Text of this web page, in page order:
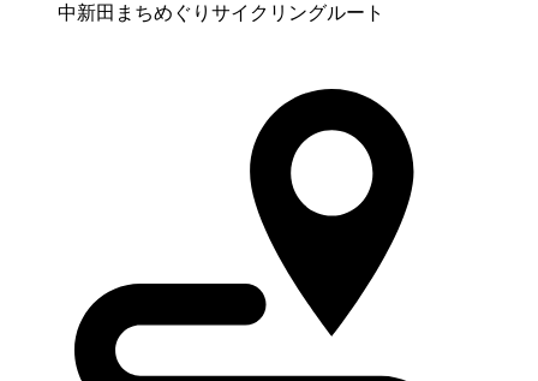
中新田まちめぐりサイクリングルート